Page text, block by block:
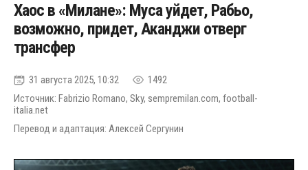
Хаос в «Милане»: Муса уйдет, Рабьо,
возможно, придет, Аканджи отверг
трансфер
31 августа 2025, 10:32
1492
Источник: Fabrizio Romano, Sky, sempremilan.com, football-
italia.net
Перевод и адаптация: Алексей Сергунин